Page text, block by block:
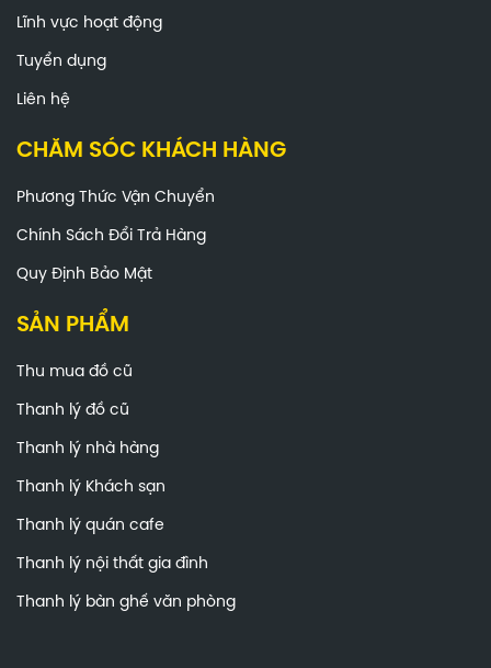
Lĩnh vực hoạt động
Tuyển dụng
Liên hệ
CHĂM SÓC KHÁCH HÀNG
Phương Thức Vận Chuyển
Chính Sách Đổi Trả Hàng
Quy Định Bảo Mật
SẢN PHẨM
Thu mua đồ cũ
Thanh lý đồ cũ
Thanh lý nhà hàng
Thanh lý Khách sạn
Thanh lý quán cafe
Thanh lý nội thất gia đình
Thanh lý bàn ghế văn phòng